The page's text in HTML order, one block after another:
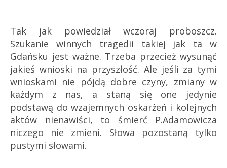
Tak jak powiedział wczoraj proboszcz.
Szukanie winnych tragedii takiej jak ta w
Gdańsku jest ważne. Trzeba przecież wysunąć
jakieś wnioski na przyszłość. Ale jeśli za tymi
wnioskami nie pójdą dobre czyny, zmiany w
każdym z nas, a staną się one jedynie
podstawą do wzajemnych oskarżeń i kolejnych
aktów nienawiści, to śmierć P.Adamowicza
niczego nie zmieni. Słowa pozostaną tylko
pustymi słowami.